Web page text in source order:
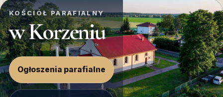
KOŚCIÓŁ PARAFIALNY
w Korzeniu
Ogłoszenia parafialne